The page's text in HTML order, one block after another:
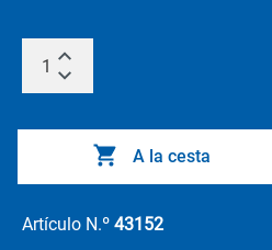
A la cesta
Artículo N.º 43152